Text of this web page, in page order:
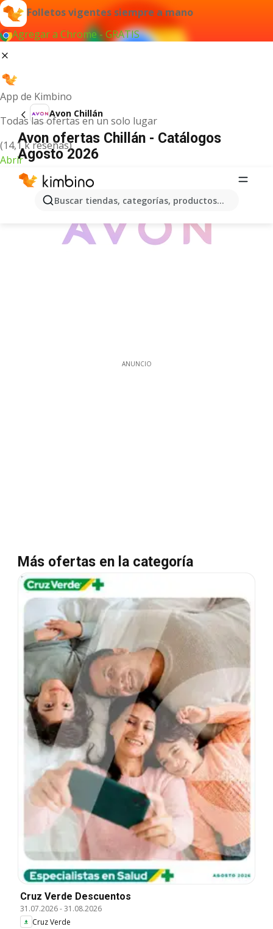
Folletos vigentes siempre a mano
Agregar a Chrome - GRATIS
App de Kimbino
Todas las ofertas en un solo lugar
(14,1 k reseñas)
Abrir
Buscar tiendas, categorías, productos...
Avon Chillán
Avon ofertas Chillán - Catálogos
Agosto 2026
ANUNCIO
Más ofertas en la categoría
Cruz Verde Descuentos
31.07.2026-31.08.2026
Cruz Verde